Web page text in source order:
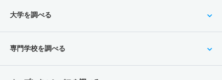
大学を調べる
専門学校を調べる